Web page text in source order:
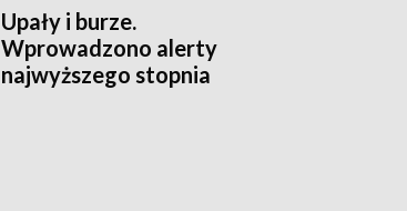
Upały i burze.
Wprowadzono alerty
najwyższego stopnia